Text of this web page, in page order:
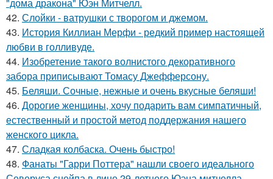
42. Слойки - ватрушки с творогом и джемом.
43. История Киллиан Мерфи - редкий пример настоящей
любви в голливуде.
44. Изобретение такого волнистого декоративного
забора приписывают Томасу Джефферсону.
45. Беляши. Сочные, нежные и очень вкусные беляши!
46. Дорогие женщины, хочу подарить вам симпатичный,
естественный и простой метод поддержания нашего
женского цикла.
47. Сладкая колбаска. Очень быстро!
48. Фанаты "Гарри Поттера" нашли своего идеального